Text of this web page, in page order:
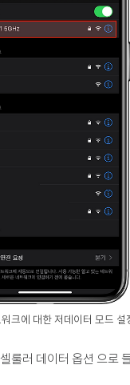
크에 대한 저데이터 모드 설
러 데이터 옵션 으로